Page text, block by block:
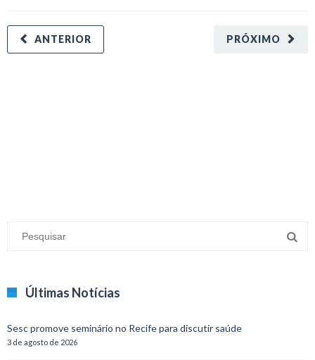
PRÓXIMO
ANTERIOR
Últimas Notícias
Sesc promove seminário no Recife para discutir saúde
3 de agosto de 2026